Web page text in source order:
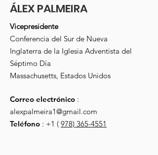
ÁLEX PALMEIRA
Vicepresidente
Conferencia del Sur de Nueva
Inglaterra de la Iglesia Adventista del
Séptimo Día
Massachusetts, Estados Unidos
Correo electrónico :
alexpalmeira1@gmail.com
Teléfono : +1 ( 978) 365-4551